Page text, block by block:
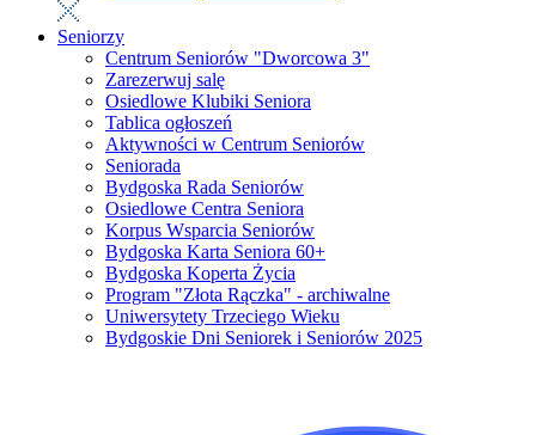
Seniorzy
Centrum Seniorów "Dworcowa 3"
Zarezerwuj salę
Osiedlowe Klubiki Seniora
Tablica ogłoszeń
Aktywności w Centrum Seniorów
Seniorada
Bydgoska Rada Seniorów
Osiedlowe Centra Seniora
Korpus Wsparcia Seniorów
Bydgoska Karta Seniora 60+
Bydgoska Koperta Życia
Program "Złota Rączka" - archiwalne
Uniwersytety Trzeciego Wieku
Bydgoskie Dni Seniorek i Seniorów 2025